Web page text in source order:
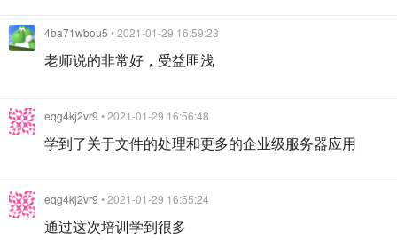
4ba71wbou5 • 2021-01-29 16:59:23
老师说的非常好，受益匪浅
eqg4kj2vr9 • 2021-01-29 16:56:48
学到了关于文件的处理和更多的企业级服务器应用
eqg4kj2vr9 • 2021-01-29 16:55:24
通过这次培训学到很多